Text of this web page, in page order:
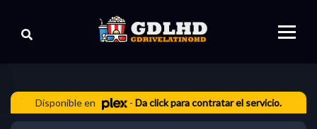
Disponible en -Da click para contratar el servicio.